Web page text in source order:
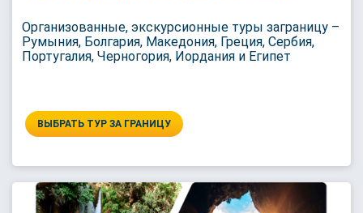
Организованные, экскурсионные туры заграницу –
Румыния, Болгария, Македония, Греция, Сербия,
Португалия, Черногория, Иордания и Египет
ВЫБРАТЬ ТУР ЗА ГРАНИЦУ